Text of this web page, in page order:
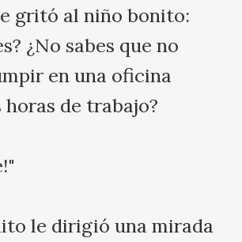
gritó al niño bonito:
¿No sabes que no
en una oficina
de trabajo?
le dirigió una mirada